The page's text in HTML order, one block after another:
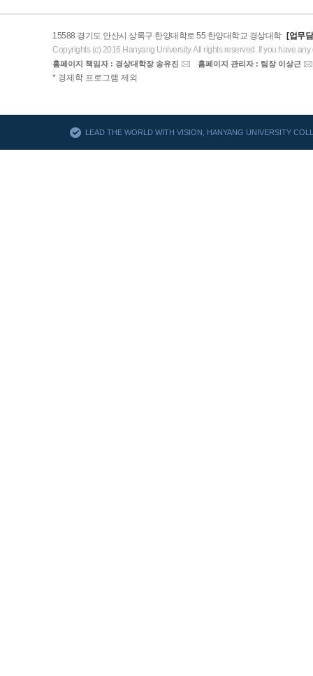
15588 경기도 안산시 상록구 한양대학로 55 한양대학교 경상대학
[업무
Copyrights (c) 2016 Hanyang University. All rights reserved. If you have any
홈페이지 책임자 : 경상대학장 송유진 홈페이지 관리자 : 팀장 이상근
AACSB
* 경제학 프로그램 제외
LEAD THE WORLD WITH VISION, HANYANG UNIVERSITY